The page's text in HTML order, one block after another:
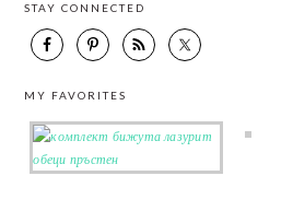
STAY CONNECTED
MY FAVORITES